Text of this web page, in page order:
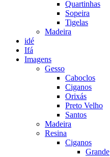
Quartinhas
Sopeira
Tigelas
Madeira
idé
Ifá
Imagens
Gesso
Caboclos
Ciganos
Orixás
Preto Velho
Santos
Madeira
Resina
Ciganos
Grande